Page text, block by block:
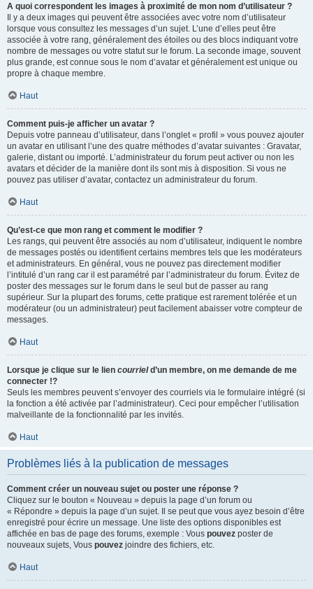
A quoi correspondent les images à proximité de mon nom d’utilisateur ?
Il y a deux images qui peuvent être associées avec votre nom d’utilisateur
lorsque vous consultez les messages d’un sujet. L’une d’elles peut être
associée à votre rang, généralement des étoiles ou des blocs indiquant votre
nombre de messages ou votre statut sur le forum. La seconde image, souvent
plus grande, est connue sous le nom d’avatar et généralement est unique ou
propre à chaque membre.
Haut
Comment puis-je afficher un avatar ?
Depuis votre panneau d’utilisateur, dans l’onglet « profil » vous pouvez ajouter
un avatar en utilisant l’une des quatre méthodes d’avatar suivantes : Gravatar,
galerie, distant ou importé. L’administrateur du forum peut activer ou non les
avatars et décider de la manière dont ils sont mis à disposition. Si vous ne
pouvez pas utiliser d’avatar, contactez un administrateur du forum.
Haut
Qu’est-ce que mon rang et comment le modifier ?
Les rangs, qui peuvent être associés au nom d’utilisateur, indiquent le nombre
de messages postés ou identifient certains membres tels que les modérateurs
et administrateurs. En général, vous ne pouvez pas directement modifier
l’intitulé d’un rang car il est paramétré par l’administrateur du forum. Évitez de
poster des messages sur le forum dans le seul but de passer au rang
supérieur. Sur la plupart des forums, cette pratique est rarement tolérée et un
modérateur (ou un administrateur) peut facilement abaisser votre compteur de
messages.
Haut
Lorsque je clique sur le lien courrield’un membre, on me demande de me
connecter !?
Seuls les membres peuvent s’envoyer des courriels via le formulaire intégré (si
la fonction a été activée par l’administrateur). Ceci pour empêcher l’utilisation
malveillante de la fonctionnalité par les invités.
Haut
Problèmes liés à la publication de messages
Comment créer un nouveau sujet ou poster une réponse ?
Cliquez sur le bouton « Nouveau » depuis la page d’un forum ou
« Répondre » depuis la page d’un sujet. Il se peut que vous ayez besoin d’être
enregistré pour écrire un message. Une liste des options disponibles est
affichée en bas de page des forums, exemple : Vous pouvez poster de
nouveaux sujets, Vous pouvez joindre des fichiers, etc.
Haut